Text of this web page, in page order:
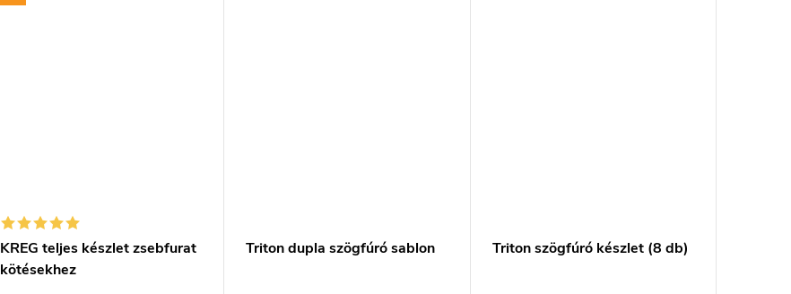
KREG teljes készlet zsebfurat
kötésekhez
Triton dupla szögfúró sablon Triton szögfúró készlet (8 db)